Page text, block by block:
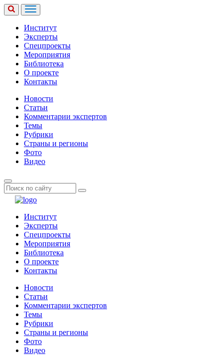
Институт
Эксперты
Спецпроекты
Мероприятия
Библиотека
О проекте
Контакты
Новости
Статьи
Комментарии экспертов
Темы
Рубрики
Страны и регионы
Фото
Видео
Институт
Эксперты
Спецпроекты
Мероприятия
Библиотека
О проекте
Контакты
Новости
Статьи
Комментарии экспертов
Темы
Рубрики
Страны и регионы
Фото
Видео